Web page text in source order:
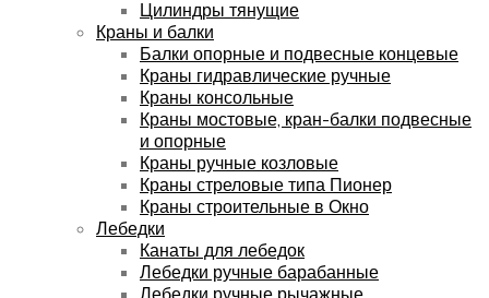
Цилиндры тянущие
Краны и балки
Балки опорные и подвесные концевые
Краны гидравлические ручные
Краны консольные
Краны мостовые, кран-балки подвесные
и опорные
Краны ручные козловые
Краны стреловые типа Пионер
Краны строительные в Окно
Лебедки
Канаты для лебедок
Лебедки ручные барабанные
Лебедки ручные рычажные